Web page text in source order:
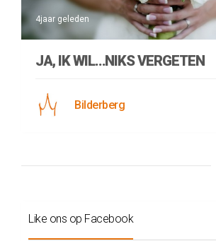
4jaar geleden
JA, IK WIL…NIKS VERGETEN
Bilderberg
Like ons op Facebook